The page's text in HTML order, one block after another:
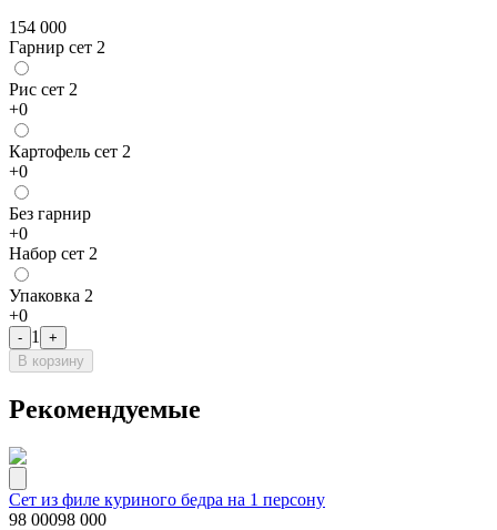
154 000
Гарнир сет 2
Рис сет 2
+0
Картофель сет 2
+0
Без гарнир
+0
Набор сет 2
Упаковка 2
+0
- 1
+
В корзину
Рекомендуемые
Сет из филе куриного бедра на 1 персону
98 00098 000